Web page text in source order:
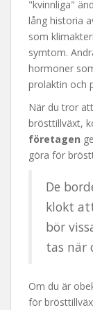
"kvinnliga"
lång historia
som
symtom.
hormoner
prolaktin och
När du tror
brösttillväxt,
företagen
göra för
De
klokt
bör
tas när
Om du är
för